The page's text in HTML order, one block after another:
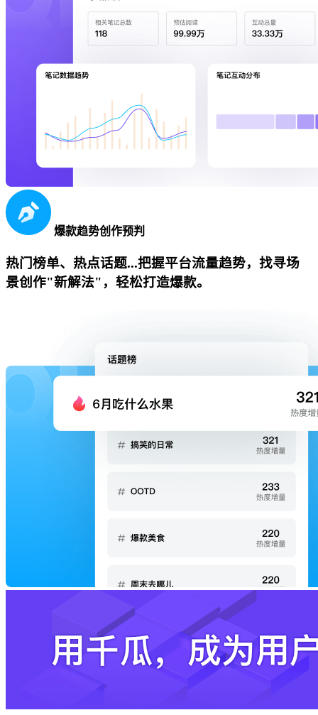
爆款趋势创作预判
热门榜单、热点话题...把握平台流量趋势，找寻场
景创作"新解法"，轻松打造爆款。